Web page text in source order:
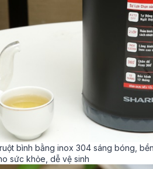
bình bằng inox 304 sáng bóng,
sức khỏe, dễ vệ sinh